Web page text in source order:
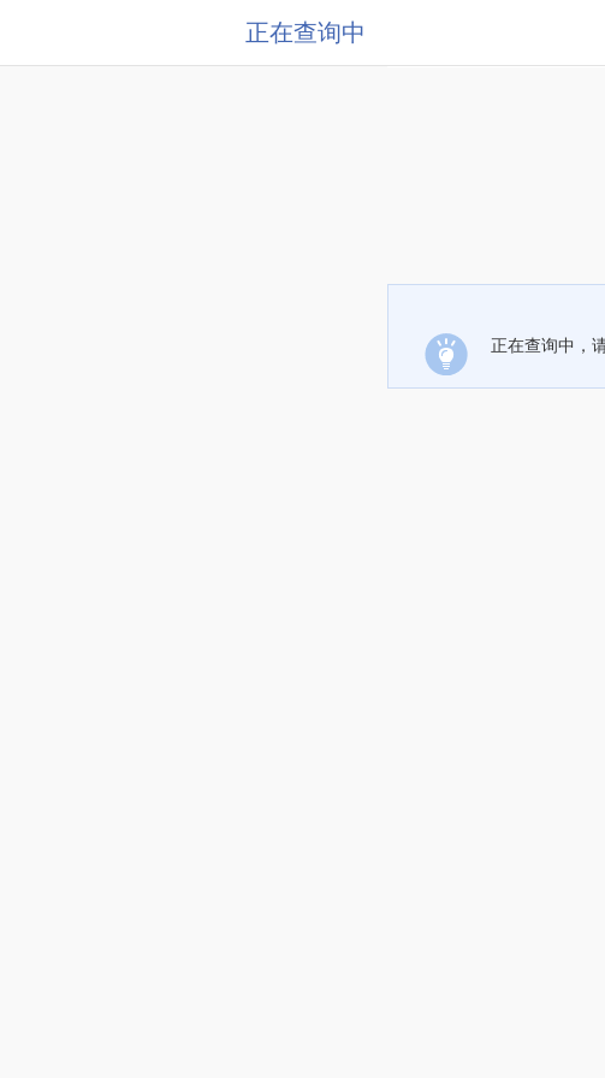
正在查询中
正在查询中，